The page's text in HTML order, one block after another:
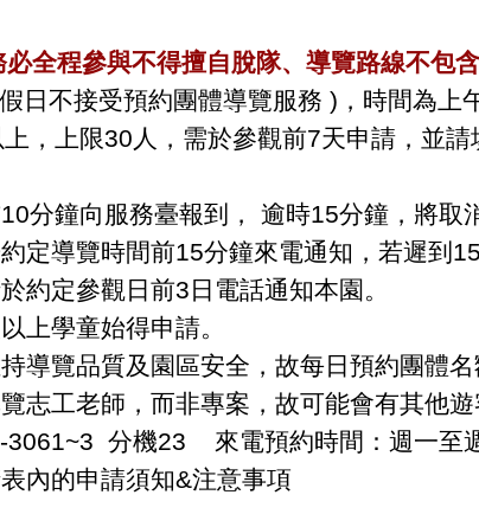
必全程參與不得擅自脫隊、導覽路線不
假日不接受預約團體導覽服務 ) ，時間為上
上，上限30人，需於參觀前7天申請，並請
10分鐘向服務臺報到， 逾時15分鐘，將取
導覽時間前15分鐘來電通知，若遲到
約定參觀日前3日電話通知本園。
上學童始得申請。
導覽品質及園區安全，故每日預約團體名
志工老師，而非專案，故可能會有其他遊
3061~3 分機23 來電預約時間：週一至
內的申請須知&注意事項